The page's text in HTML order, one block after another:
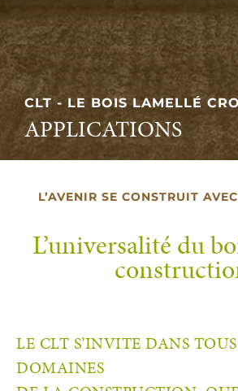
CLT - LE BOIS LAMELLÉ
APPLICATIONS
L’AVENIR SE CONSTRUIT
L’universalité du
LE CLT S’INVITE DANS
DOMAINES